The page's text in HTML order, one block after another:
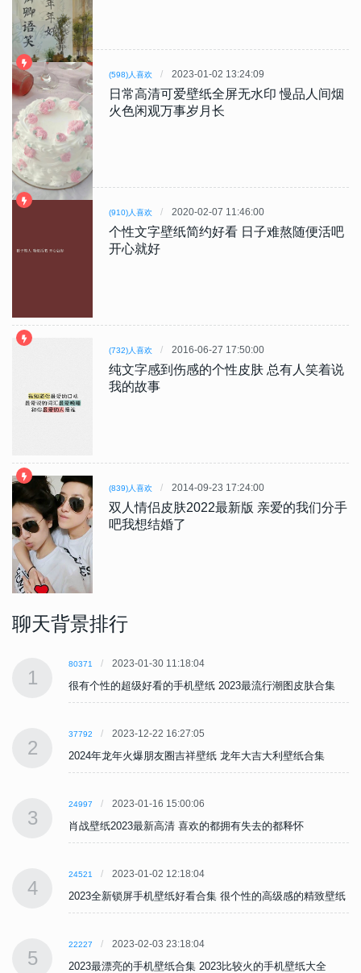
(598)人喜欢 2023-01-02 13:24:09
日常高清可爱壁纸全屏无水印 慢品人间烟
火色闲观万事岁月长
(910)人喜欢 2020-02-07 11:46:00
个性文字壁纸简约好看 日子难熬随便活吧
开心就好
(732)人喜欢 2016-06-27 17:50:00
纯文字感到伤感的个性皮肤 总有人笑着说
我的故事
(839)人喜欢 2014-09-23 17:24:00
双人情侣皮肤2022最新版 亲爱的我们分手
吧我想结婚了
聊天背景排行
1
80371 2023-01-30 11:18:04
很有个性的超级好看的手机壁纸 2023最流行潮图皮肤合集
2
37792 2023-12-22 16:27:05
2024年龙年火爆朋友圈吉祥壁纸 龙年大吉大利壁纸合集
3
24997 2023-01-16 15:00:06
肖战壁纸2023最新高清 喜欢的都拥有失去的都释怀
4
24521 2023-01-02 12:18:04
2023全新锁屏手机壁纸好看合集 很个性的高级感的精致壁纸
5
22227 2023-02-03 23:18:04
2023最漂亮的手机壁纸合集 2023比较火的手机壁纸大全